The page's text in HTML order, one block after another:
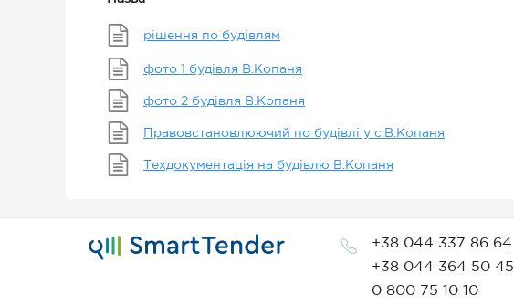
рішення по будівлям
фото 1 будівля В.Копаня
фото 2 будівля В.Копаня
Правовстановлюючий по будівлі у с.В.Копаня
Техдокументація на будівлю В.Копаня
+38 044 337 86 64
+38 044 364 50 45
0 800 75 10 10